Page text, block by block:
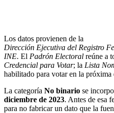
Los datos provienen de la
Dirección Ejecutiva del Registro
INE. El Padrón Electoral reúne a
Credencial para Votar; la Lista
habilitado para votar en la próxima
La categoría No binario se
diciembre de 2023. Antes de esa
para no fabricar un dato que la